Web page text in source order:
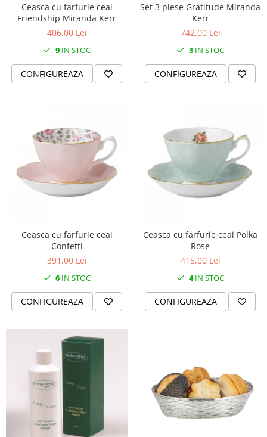
Ceasca cu farfurie ceai
Friendship Miranda Kerr
406,00 Lei
9 IN STOC
CONFIGUREAZA
Set 3 piese Gratitude Miranda
Kerr
742,00 Lei
3 IN STOC
CONFIGUREAZA
Ceasca cu farfurie ceai
Confetti
391,00 Lei
6 IN STOC
CONFIGUREAZA
Ceasca cu farfurie ceai Polka
Rose
415,00 Lei
4IN STOC
CONFIGUREAZA